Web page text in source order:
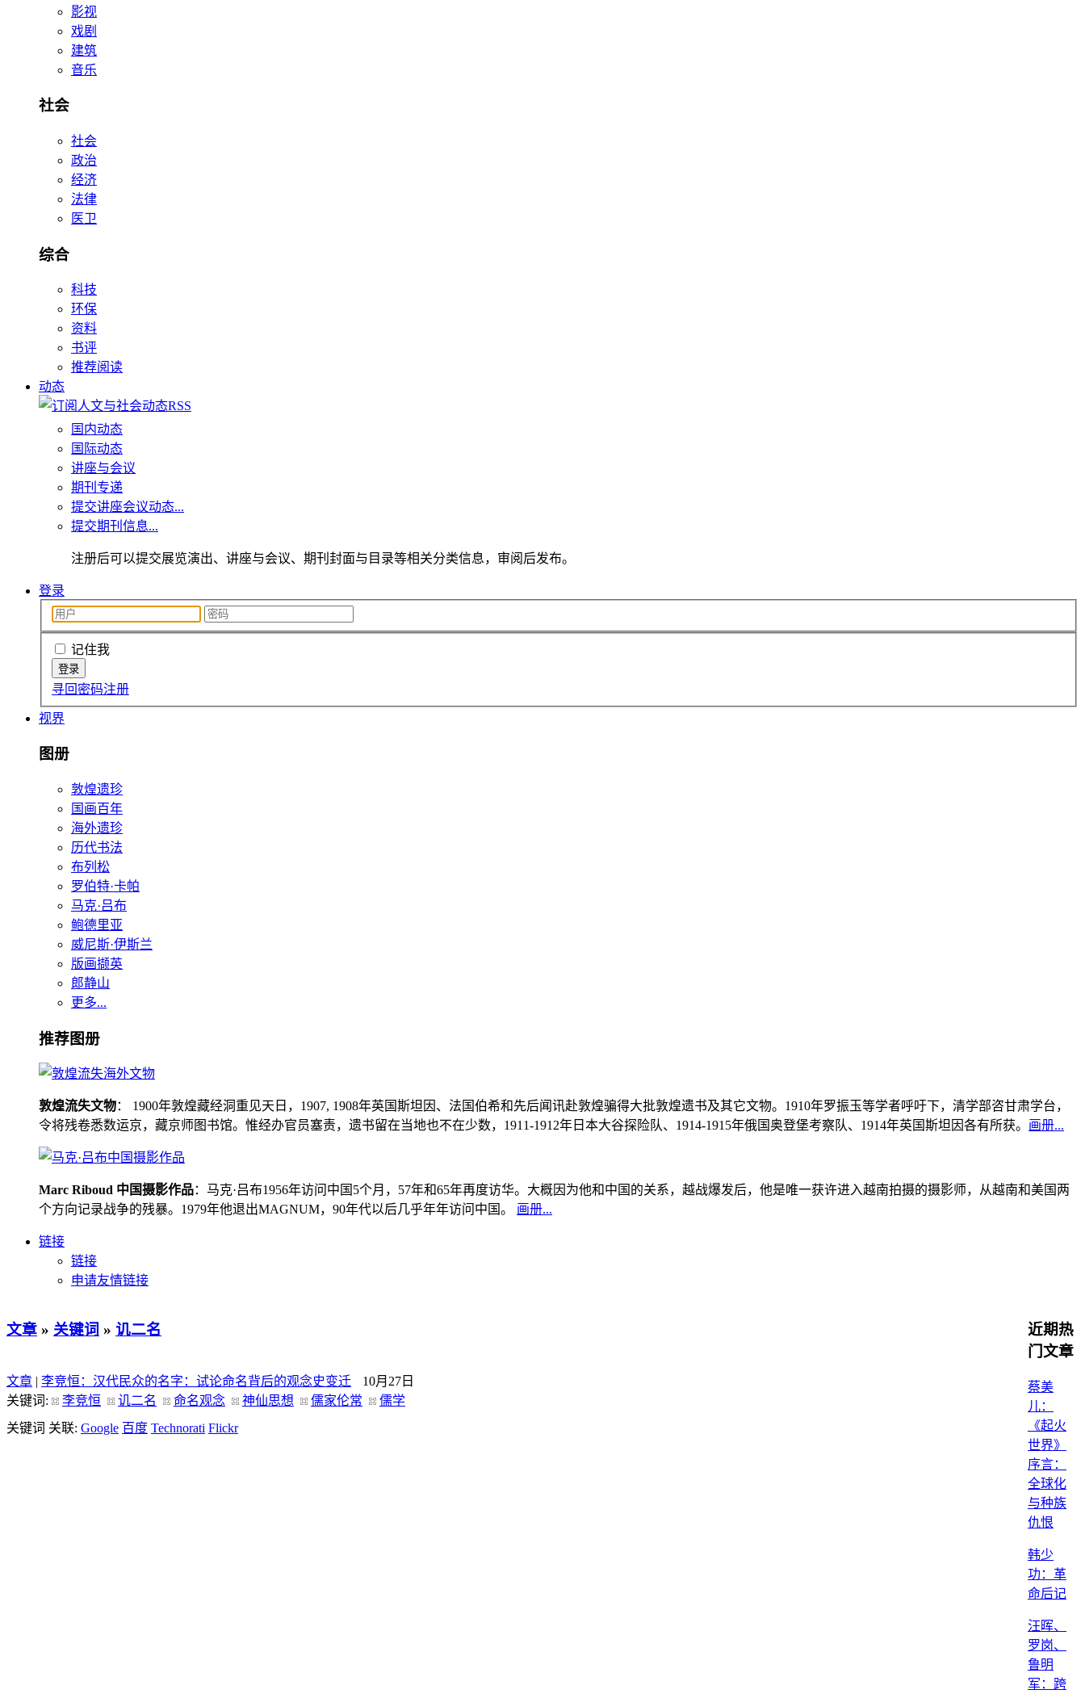
影视
戏剧
建筑
音乐
社会
社会
政治
经济
法律
医卫
综合
科技
环保
资料
书评
推荐阅读
动态
国内动态
国际动态
讲座与会议
期刊专递
提交讲座会议动态...
提交期刊信息...
注册后可以提交展览演出、讲座与会议、期刊封面与目录等相关分类信息，审阅后发布。
登录
记住我
寻回密码注册
视界
图册
敦煌遗珍
国画百年
海外遗珍
历代书法
布列松
罗伯特·卡帕
马克·吕布
鲍德里亚
威尼斯·伊斯兰
版画撷英
郎静山
更多...
推荐图册
敦煌流失文物： 1900年敦煌藏经洞重见天日，1907, 1908年英国斯坦因、法国伯希和先后闻讯赴敦煌骗得大批敦煌遗书及其它文物。1910年罗振玉等学者呼吁下，清学部咨甘肃学台，
令将残卷悉数运京，藏京师图书馆。惟经办官员塞责，遗书留在当地也不在少数，1911-1912年日本大谷探险队、1914-1915年俄国奥登堡考察队、1914年英国斯坦因各有所获。 画册...
Marc Riboud 中国摄影作品：马克·吕布1956年访问中国5个月，57年和65年再度访华。大概因为他和中国的关系，越战爆发后，他是唯一获许进入越南拍摄的摄影师，从越南和美国两
个方向记录战争的残暴。1979年他退出MAGNUM，90年代以后几乎年年访问中国。 画册...
链接
链接
申请友情链接
文章 » 关键词 » 讥二名
文章 | 李竞恒：汉代民众的名字：试论命名背后的观念史变迁
10月27日
关键词:
李竞恒 讥二名 命名观念 神仙思想 儒家伦常
儒学
关键词 关联: Google 百度 Technorati Flickr
近期热
门文章
蔡美
儿：
《起火
世界》
序言：
全球化
与种族
仇恨
韩少
功：革
命后记
汪晖、
罗岗、
鲁明
军：跨